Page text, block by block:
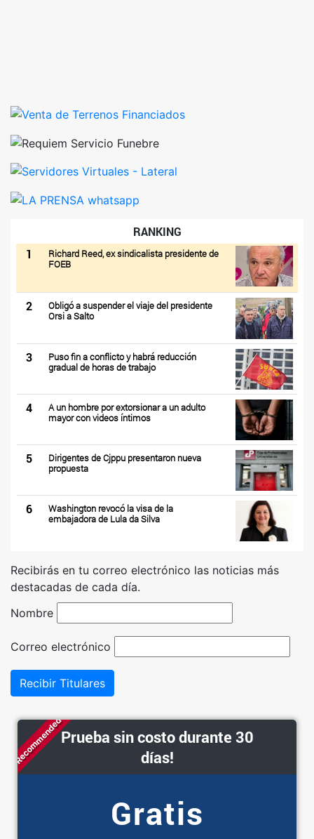
RANKING
1
Richard Reed, ex sindicalista presidente de
FOEB
2
Obligó a suspender el viaje del presidente
Orsi a Salto
3
Puso fin a conflicto y habrá reducción
gradual de horas de trabajo
4
A un hombre por extorsionar a un adulto
mayor con videos íntimos
5
Dirigentes de Cjppu presentaron nueva
propuesta
6
Washington revocó la visa de la
embajadora de Lula da Silva
Recibirás en tu correo electrónico las noticias más
destacadas de cada día.
Nombre
Correo electrónico
Recibir Titulares
RecommendedPrueba sin costo durante 30
días!
Gratis